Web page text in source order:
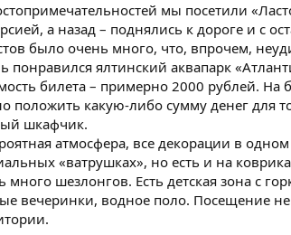
мы посетили
а назад – поднялись к дороге и с
было очень много, что, впрочем,
понравился ялтинский аквапарк
билета – примерно 2000 рублей. На
положить какую-либо сумму денег для
шкафчик.
атмосфера, все декорации в
«ватрушках», но есть и на
много шезлонгов. Есть детская зона с
вечеринки, водное поло. Посещение